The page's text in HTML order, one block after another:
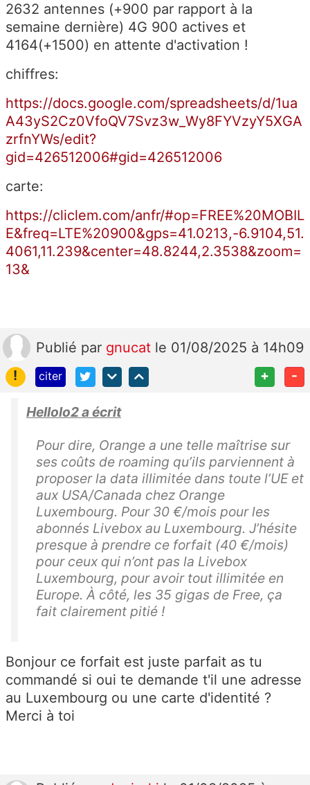
2632 antennes (+900 par rapport à la
semaine dernière) 4G 900 actives et
4164(+1500) en attente d'activation !
chiffres:
https://docs.google.com/spreadsheets/d/1ua
A43yS2Cz0VfoQV7Svz3w_Wy8FYVzyY5XGA
zrfnYWs/edit?
gid=426512006#gid=426512006
carte:
https://cliclem.com/anfr/#op=FREE%20MOBIL
E&freq=LTE%20900&gps=41.0213,-6.9104,51.
4061,11.239&center=48.8244,2.3538&zoom=
13&
Publié par gnucat le 01/08/2025 à 14h09
!
citer + -
Hellolo2 a écrit
Pour dire, Orange a une telle maîtrise sur
ses coûts de roaming qu’ils parviennent à
proposer la data illimitée dans toute l’UE et
aux USA/Canada chez Orange
Luxembourg. Pour 30 €/mois pour les
abonnés Livebox au Luxembourg. J’hésite
presque à prendre ce forfait (40 €/mois)
pour ceux qui n’ont pas la Livebox
Luxembourg, pour avoir tout illimitée en
Europe. À côté, les 35 gigas de Free, ça
fait clairement pitié !
Bonjour ce forfait est juste parfait as tu
commandé si oui te demande t'il une adresse
au Luxembourg ou une carte d'identité ?
Merci à toi